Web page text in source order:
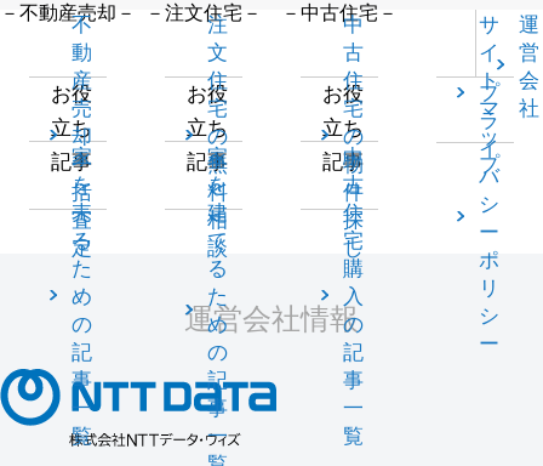
－不動産売却－
不
動
産
売
却
一
括
査
定
お役
立ち
記事
家
を
売
る
た
め
の
記
事
一
覧
－注文住宅－
注
文
住
宅
の
無
料
相
談
お役
立ち
記事
家
を
建
て
る
た
め
の
記
事
一
－中古住宅－
中
古
住
宅
の
物
件
探
し
お役
立ち
記事
中
古
住
宅
購
入
の
記
事
一
覧
サ
イ
ト
マ
ッ
プ
運
営
会
社
プ
ラ
イ
バ
シ
ー
ポ
リ
シ
ー
運営会社情報